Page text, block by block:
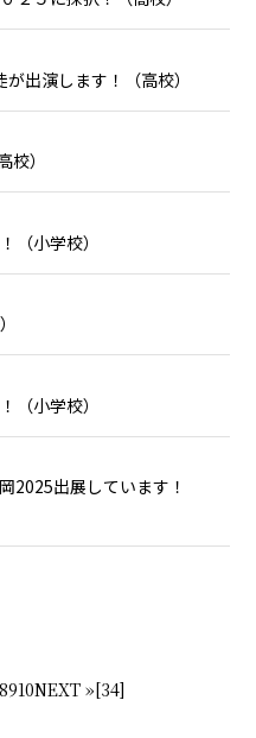
出演します！（高校）
）
（小学校）
（小学校）
2025出展しています！
8910NEXT »[34]